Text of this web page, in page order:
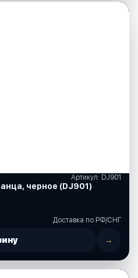
Артикул: DJ901
черное (DJ901)
Доставка по РФ/СНГ
→